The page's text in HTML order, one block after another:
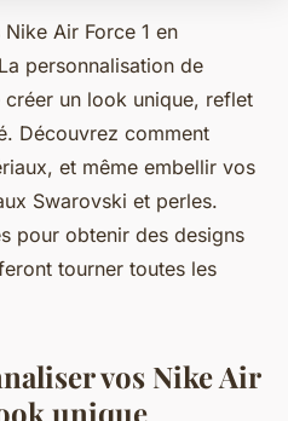
Air Force 1 en
personnalisation de
un look unique, reflet
Découvrez comment
et même embellir vos
Swarovski et perles.
pour obtenir des designs
tourner toutes les
vos Nike Air
unique